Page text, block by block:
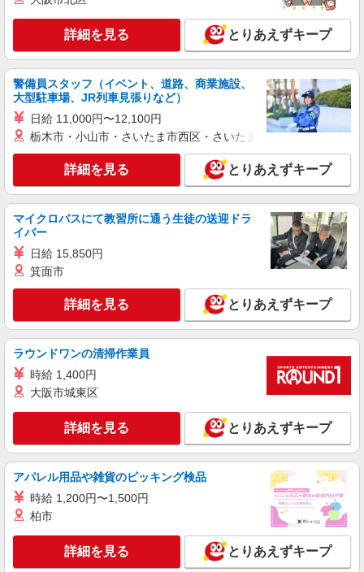
詳細を見る とりあえずキープ
警備員スタッフ（イベント、道路、商業施設、
大型駐車場、JR列車見張りなど）
日給 11,000円〜12,100円
栃木市・小山市・さいたま市西区・さいたま市岩槻区・久喜市・
詳細を見る とりあえずキープ
マイクロバスにて教習所に通う生徒の送迎ドラ
イバー
日給 15,850円
箕面市
詳細を見る とりあえずキープ
ラウンドワンの清掃作業員
時給 1,400円
大阪市城東区
詳細を見る とりあえずキープ
アパレル用品や雑貨のピッキング検品
時給 1,200円〜1,500円
柏市
詳細を見る とりあえずキープ